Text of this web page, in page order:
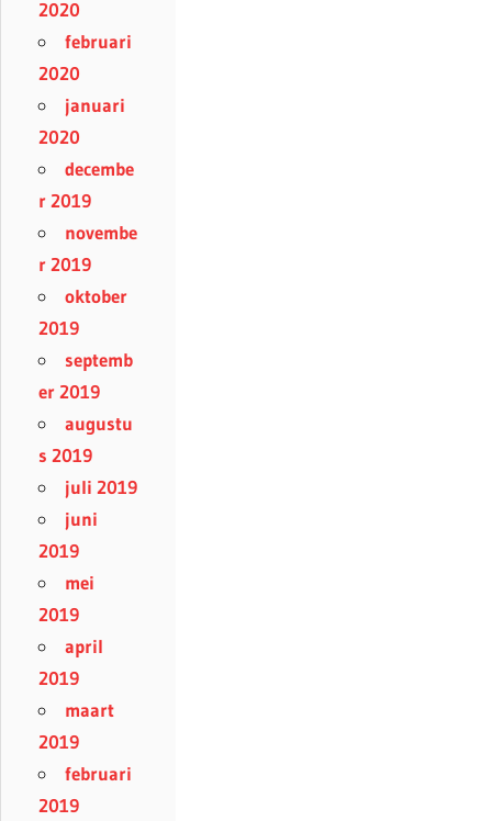
2020
februari
2020
januari
2020
decembe
r 2019
novembe
r 2019
oktober
2019
septemb
er 2019
augustu
s 2019
juli 2019
juni
2019
mei
2019
april
2019
maart
2019
februari
2019